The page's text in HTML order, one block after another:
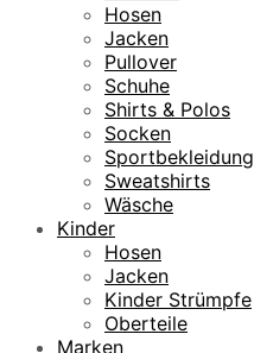
Hosen
Jacken
Pullover
Schuhe
Shirts & Polos
Socken
Sportbekleidung
Sweatshirts
Wäsche
Kinder
Hosen
Jacken
Kinder Strümpfe
Oberteile
Marken